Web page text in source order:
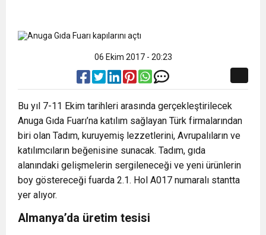
06 Ekim 2017 - 20:23
Bu yıl 7-11 Ekim tarihleri arasında gerçekleştirilecek
Anuga Gıda Fuarı’na katılım sağlayan Türk firmalarından
biri olan Tadım, kuruyemiş lezzetlerini, Avrupalıların ve
katılımcıların beğenisine sunacak. Tadım, gıda
alanındaki gelişmelerin sergileneceği ve yeni ürünlerin
boy göstereceği fuarda 2.1. Hol A017 numaralı stantta
yer alıyor.
Almanya’da üretim tesisi